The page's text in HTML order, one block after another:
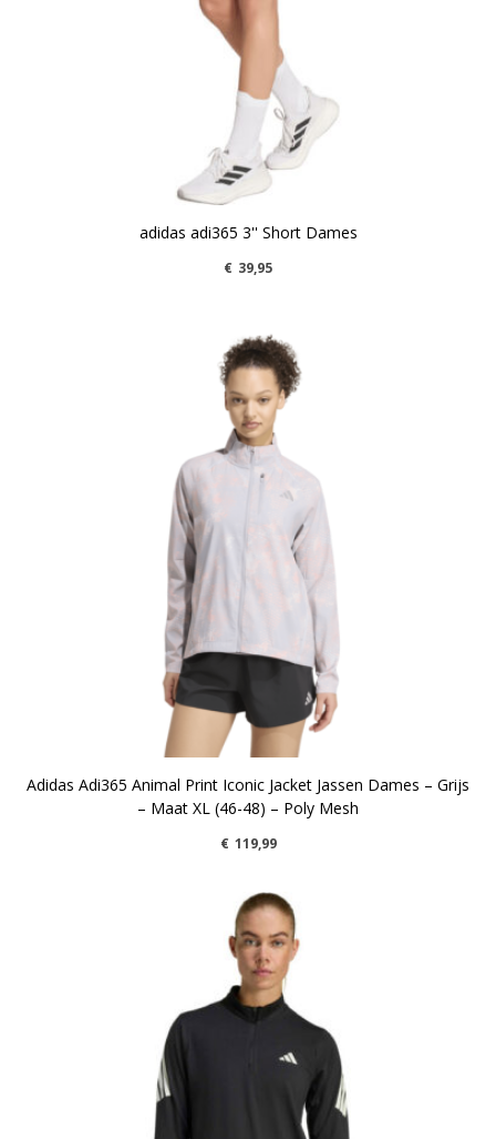
adidas adi365 3'' Short Dames
€ 39,95
Adidas Adi365 Animal Print Iconic Jacket Jassen Dames – Grijs
– Maat XL (46-48) – Poly Mesh
€ 119,99